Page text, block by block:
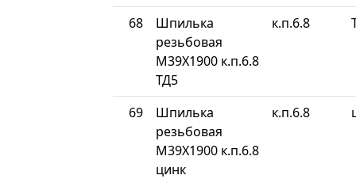
68
Шпилька
резьбовая
М39Х1900 к.п.6.8
ТД5
к.п.6.8
69
Шпилька
резьбовая
М39Х1900 к.п.6.8
цинк
к.п.6.8